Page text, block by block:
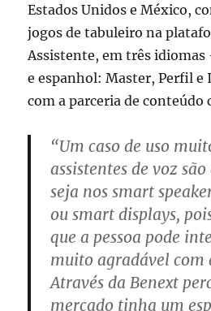
Estados Unidos e México,
jogos de tabuleiro na
Assistente, em três
e espanhol: Master, Perfil e
com a parceria de conteúdo
“Um caso de uso
assistentes de voz
seja nos smart
ou smart displays,
que a pessoa pode
muito agradável com
Através da Benext
mercado tinha um